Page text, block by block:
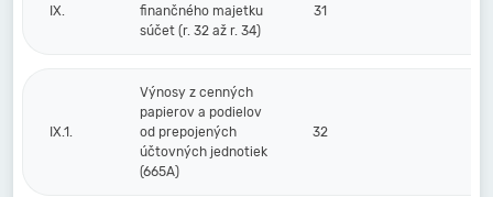
IX.
finančného majetku
súčet (r. 32 až r. 34)
31
IX.1.
Výnosy z cenných
papierov a podielov
od prepojených
účtovných jednotiek
(665A)
32